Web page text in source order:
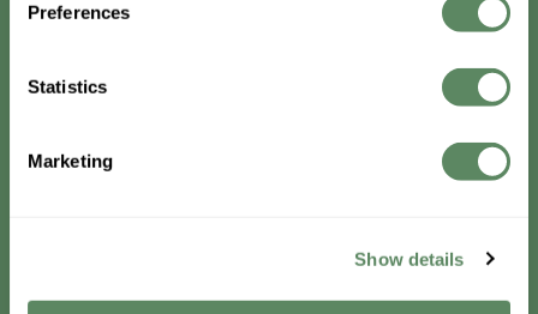
Preferences
Statistics
Marketing
Show details
Nutze einen Plan deiner Wahl von scrappbook 14
von unserer Galerie für Businessfotografie.